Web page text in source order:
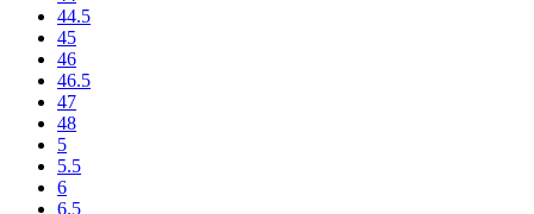
44.5
45
46
46.5
47
48
5
5.5
6
6.5